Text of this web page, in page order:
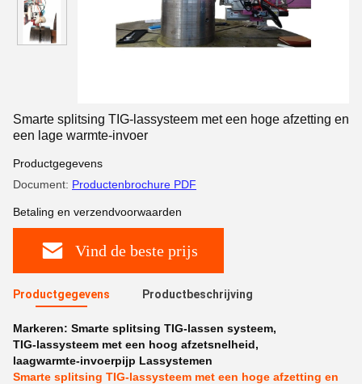
Smarte splitsing TIG-lassysteem met een hoge afzetting en
een lage warmte-invoer
Productgegevens
Document: Productenbrochure PDF
Betaling en verzendvoorwaarden
Vind de beste prijs
Productgegevens Productbeschrijving
Markeren: Smarte splitsing TIG-lassen systeem,
TIG-lassysteem met een hoog afzetsnelheid,
laagwarmte-invoerpijp Lassystemen
Smarte splitsing TIG-lassysteem met een hoge afzetting en